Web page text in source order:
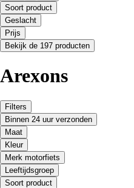
Soort product
Geslacht
Prijs
Bekijk de 197 producten
Arexons
Filters
Binnen 24 uur verzonden
Maat
Kleur
Merk motorfiets
Leeftijdsgroep
Soort product